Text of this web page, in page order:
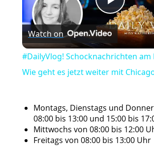
Play
Video
Watch on
#DailyVlog! Schocknachrichten am
Wie geht es jetzt weiter mit
Montags, Dienstags und
08:00 bis 13:00 und 15:00 bis
Mittwochs von 08:00 bis 12:00
Freitags von 08:00 bis 13:00 Uhr